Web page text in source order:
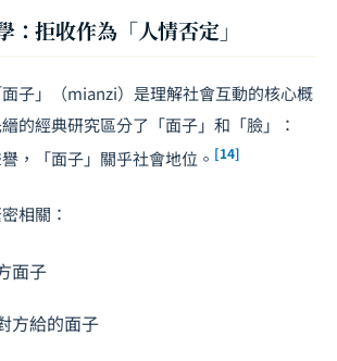
：拒收作為「人情否定」
子」（mianzi）是理解社會互動的核心概
的經典研究區分了「面子」和「臉」：
，「面子」關乎社會地位。 [14]
相關：
面子
方給的面子